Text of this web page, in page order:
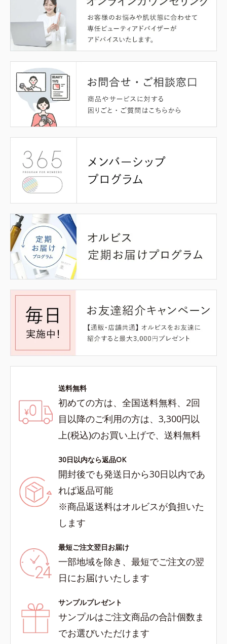
送料無料
初めての方は、全国送料無料、2回
目以降のご利用の方は、3,300円以
上(税込)のお買い上げで、送料無料
30日以内なら返品OK
開封後でも発送日から30日以内であ
れば返品可能
※商品返送料はオルビスが負担いた
します
最短ご注文翌日お届け
一部地域を除き、最短でご注文の翌
日にお届けいたします
サンプルプレゼント
サンプルはご注文商品の合計個数ま
でお選びいただけます